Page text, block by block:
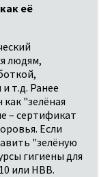
её
людям,
т.д. Ранее
"зелёная
– сертификат
Если
"зелёную
гигиены для
или HBB.